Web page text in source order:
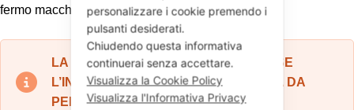
fermo macchina, etc...
LA GARANZIA RESTA VALIDA SOLO SE
L’INSTALLAZIONE VIENE EFFETUATA DA
PERSONALE QUALIFITICATO.
personalizzare i cookie premendo i
pulsanti desiderati.
Chiudendo questa informativa
continuerai senza accettare.
Visualizza la Cookie Policy
Visualizza l'Informativa Privacy